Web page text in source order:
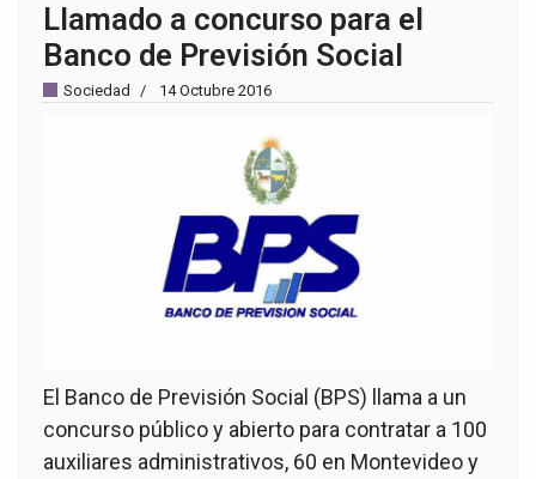
Llamado a concurso para el
Banco de Previsión Social
Sociedad 14 Octubre 2016
El Banco de Previsión Social (BPS) llama a un
concurso público y abierto para contratar a 100
auxiliares administrativos, 60 en Montevideo y